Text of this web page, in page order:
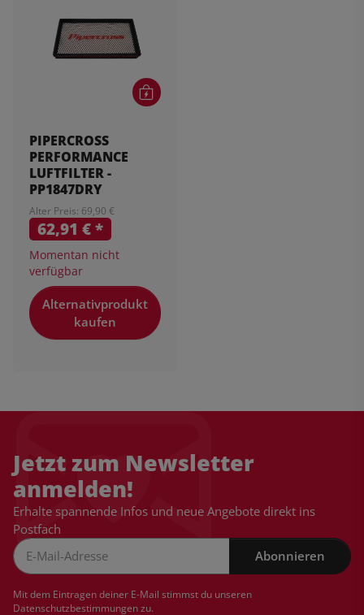
PIPERCROSS
PERFORMANCE
LUFTFILTER -
PP1847DRY
Alter Preis: 69,90 €
62,91 €*
Momentan nicht
verfügbar
Alternativprodukt
kaufen
Jetzt zum Newsletter
anmelden!
Erhalte spannende Infos und neue Angebote direkt ins
Postfach
Abonnieren
Mit dem Eintragen deiner E-Mail stimmst du unseren
Datenschutzbestimmungenzu.